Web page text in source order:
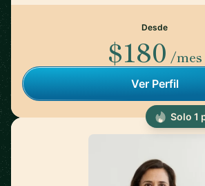
Desde
$180 /mes
Ver Perfil
Solo 1